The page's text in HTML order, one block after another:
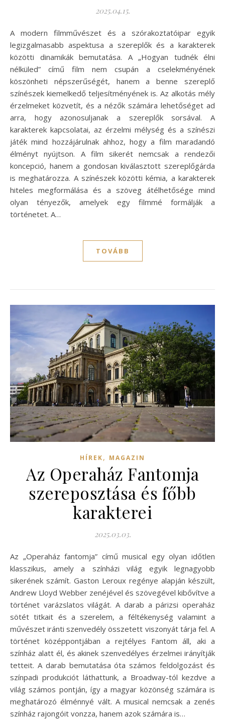
2025.04.15.
A modern filmművészet és a szórakoztatóipar egyik
legizgalmasabb aspektusa a szereplők és a karakterek
közötti dinamikák bemutatása. A „Hogyan tudnék élni
nélküled” című film nem csupán a cselekményének
köszönheti népszerűségét, hanem a benne szereplő
színészek kiemelkedő teljesítményének is. Az alkotás mély
érzelmeket közvetít, és a nézők számára lehetőséget ad
arra, hogy azonosuljanak a szereplők sorsával. A
karakterek kapcsolatai, az érzelmi mélység és a színészi
játék mind hozzájárulnak ahhoz, hogy a film maradandó
élményt nyújtson. A film sikerét nemcsak a rendezői
koncepció, hanem a gondosan kiválasztott szereplőgárda
is meghatározza. A színészek közötti kémia, a karakterek
hiteles megformálása és a szöveg átélhetősége mind
olyan tényezők, amelyek egy filmmé formálják a
történetet. A…
TOVÁBB
HÍREK, MAGAZIN
Az Operaház Fantomja
szereposztása és főbb
karakterei
2025.03.03.
Az „Operaház fantomja” című musical egy olyan időtlen
klasszikus, amely a színházi világ egyik legnagyobb
sikerének számít. Gaston Leroux regénye alapján készült,
Andrew Lloyd Webber zenéjével és szövegével kibővítve a
történet varázslatos világát. A darab a párizsi operaház
sötét titkait és a szerelem, a féltékenység valamint a
művészet iránti szenvedély összetett viszonyát tárja fel. A
történet középpontjában a rejtélyes Fantom áll, aki a
színház alatt él, és akinek szenvedélyes érzelmei irányítják
tetteit. A darab bemutatása óta számos feldolgozást és
színpadi produkciót láthattunk, a Broadway-tól kezdve a
világ számos pontján, így a magyar közönség számára is
meghatározó élménnyé vált. A musical nemcsak a zenés
színház rajongóit vonzza, hanem azok számára is…